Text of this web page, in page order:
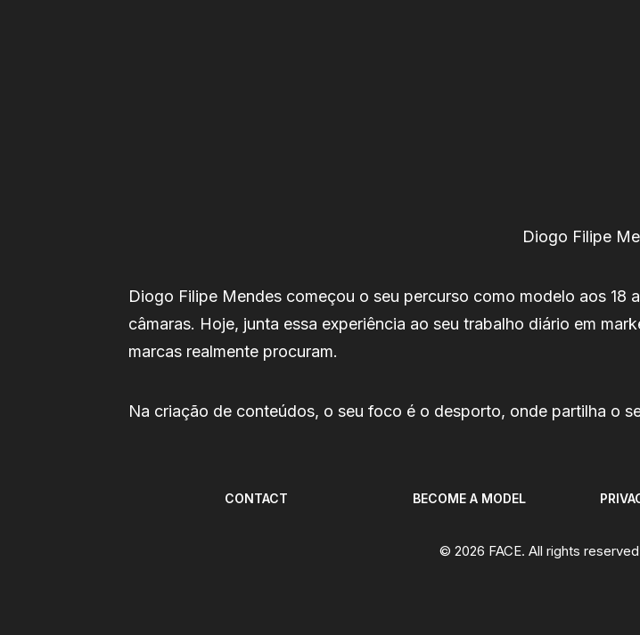
Diogo Filipe
Diogo Filipe Mendes começou o seu percurso como modelo aos 18
câmaras. Hoje, junta essa experiência ao seu trabalho diário em
marcas realmente procuram.
Na criação de conteúdos, o seu foco é o desporto, onde partilha o
CONTACT BECOME A MODEL
© 2026 FACE. All rights reserved